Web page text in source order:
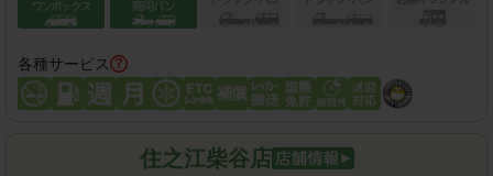
各種サービス
住之江柴谷店